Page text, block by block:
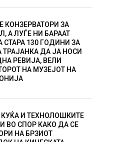
КОНЗЕРВАТОРИ ЗА
А ЛУЃЕ НИ БАРААТ
СТАРА 130 ГОДИНИ ЗА
ТРАЈАНКА ДА ЈА НОСИ
РЕВИЈА, ВЕЛИ
НА МУЗЕЈОТ НА
КУЌА И ТЕХНОЛОШКИТЕ
ВО СПОР КАКО ДА СЕ
НА БРЗИОТ